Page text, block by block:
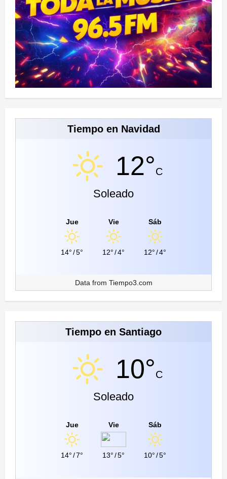
Tiempo en Navidad
12°C
Soleado
Jue
14°/5°
Vie
12°/4°
Sáb
12°/4°
Data from Tiempo3.com
Tiempo en Santiago
10°C
Soleado
Jue
14°/7°
Vie
13°/5°
Sáb
10°/5°